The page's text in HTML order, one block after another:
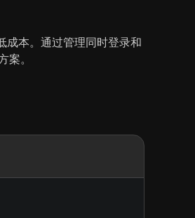
成本。通过管理同时登录和
。